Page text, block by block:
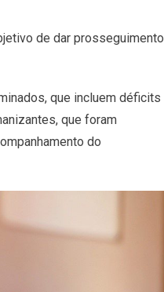
de dar prosseguimento
que incluem déficits
que foram
do